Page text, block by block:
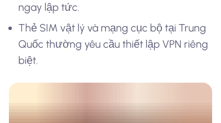
ngay lập tức.
Thẻ SIM vật lý và mạng cục bộ tại Trung
Quốc thường yêu cầu thiết lập VPN riêng
biệt.